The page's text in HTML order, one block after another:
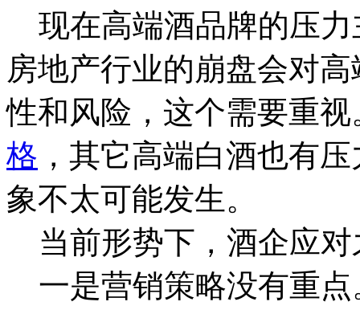
现在高端酒品牌的压力
房地产行业的崩盘会对
性和风险，这个需要重
格 ，其它高端白酒也有
象不太可能发生。
当前形势下，酒企应
一是营销策略没有重点